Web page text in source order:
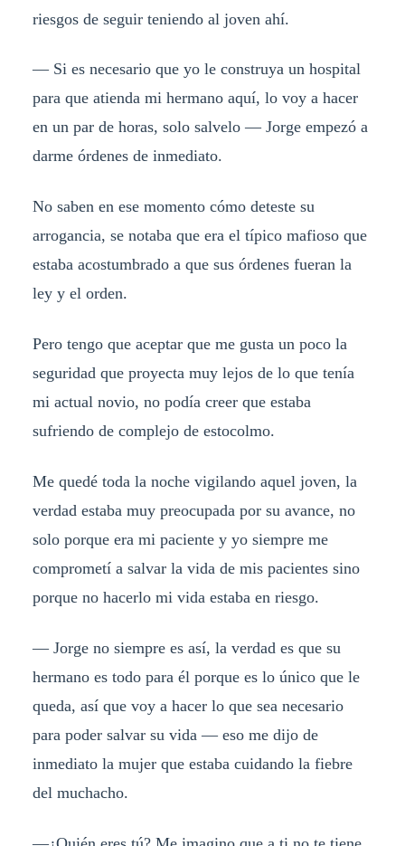
riesgos de seguir teniendo al joven ahí.
— Si es necesario que yo le construya un hospital
para que atienda mi hermano aquí, lo voy a hacer
en un par de horas, solo salvelo — Jorge empezó a
darme órdenes de inmediato.
No saben en ese momento cómo deteste su
arrogancia, se notaba que era el típico mafioso que
estaba acostumbrado a que sus órdenes fueran la
ley y el orden.
Pero tengo que aceptar que me gusta un poco la
seguridad que proyecta muy lejos de lo que tenía
mi actual novio, no podía creer que estaba
sufriendo de complejo de estocolmo.
Me quedé toda la noche vigilando aquel joven, la
verdad estaba muy preocupada por su avance, no
solo porque era mi paciente y yo siempre me
comprometí a salvar la vida de mis pacientes sino
porque no hacerlo mi vida estaba en riesgo.
— Jorge no siempre es así, la verdad es que su
hermano es todo para él porque es lo único que le
queda, así que voy a hacer lo que sea necesario
para poder salvar su vida — eso me dijo de
inmediato la mujer que estaba cuidando la fiebre
del muchacho.